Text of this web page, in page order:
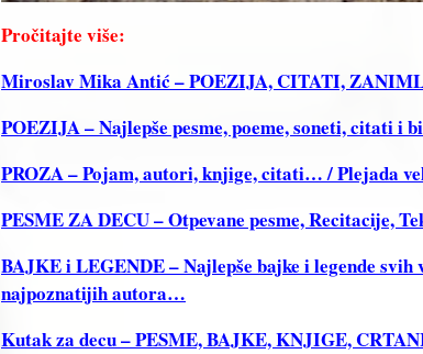
Pročitajte više:
Miroslav Mika Antić – POEZIJA, CITATI,
POEZIJA – Najlepše pesme, poeme, soneti, citati i
PROZA – Pojam, autori, knjige, citati… / Plejada
PESME ZA DECU – Otpevane pesme, Recitacije,
BAJKE i LEGENDE – Najlepše bajke i legende svih
najpoznatijih autora…
Kutak za decu – PESME, BAJKE, KNJIGE,